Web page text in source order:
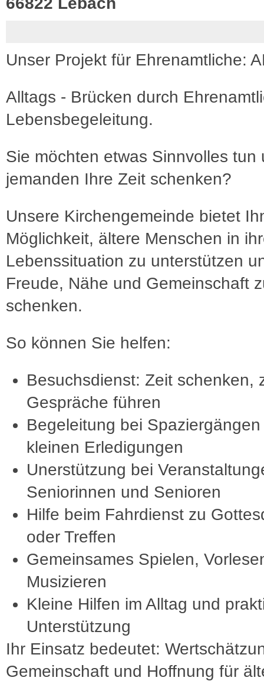
Unser Projekt für Ehrenamtliche:
Alltags - Brücken durch
Lebensbegeleitung.
Sie möchten etwas Sinnvolles tun
jemanden Ihre Zeit schenken?
Unsere Kirchengemeinde bietet
Möglichkeit, ältere Menschen in
Lebenssituation zu unterstützen
Freude, Nähe und Gemeinschaft
schenken.
So können Sie helfen:
Besuchsdienst: Zeit schenken,
Gespräche führen
Begeleitung bei
kleinen Erledigungen
Unerstützung bei
Seniorinnen und Senioren
Hilfe beim Fahrdienst zu
oder Treffen
Gemeinsames Spielen,
Musizieren
Kleine Hilfen im Alltag und
Unterstützung
Ihr Einsatz bedeutet:
Gemeinschaft und Hoffnung für